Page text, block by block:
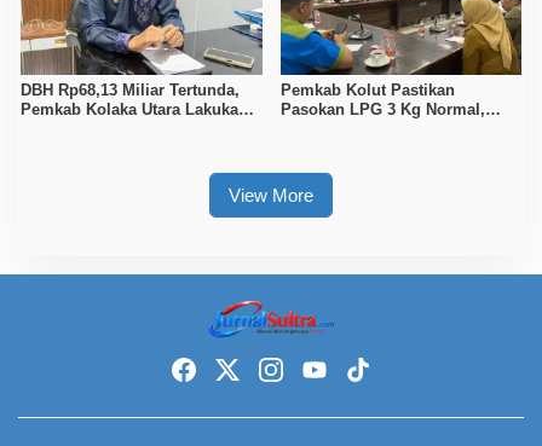
DBH Rp68,13 Miliar Tertunda,
Pemkab Kolaka Utara Lakukan
Pemkab Kolut Pastikan
Pasokan LPG 3 Kg Normal,
View More